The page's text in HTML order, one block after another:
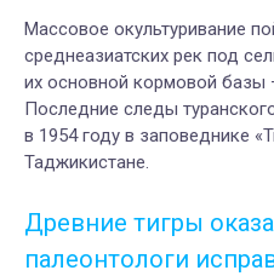
Массовое окультуривание
среднеазиатских рек под
их основной кормовой базы
Последние следы
в 1954 году в заповеднике
Таджикистане.
Древние тигры
палеонтологи